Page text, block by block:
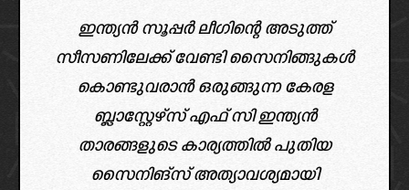
ഇന്ത്യൻ സൂപ്പർ ലീഗിന്റെ അടുത്ത്
സീസണിലേക്ക് വേണ്ടി സൈനിങ്ങുകൾ
കൊണ്ടുവരാൻ ഒരുങ്ങുന്ന കേരള
ബ്ലാസ്റ്റേഴ്സ് എഫ് സി ഇന്ത്യൻ
താരങ്ങളുടെ കാര്യത്തിൽ പുതിയ
സൈനിങ്സ് അത്യാവശ്യമായി